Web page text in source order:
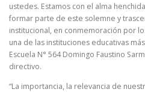
ustedes. Estamos con el alma
formar parte de este solemne y
institucional, en conmemoración por
una de las instituciones educativas
Escuela N° 564 Domingo Faustino
directivo.
“La importancia, la relevancia de